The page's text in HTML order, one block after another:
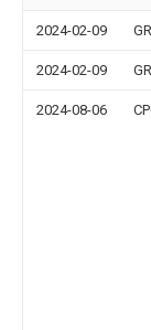
2024-02-09
2024-02-09
2024-08-06